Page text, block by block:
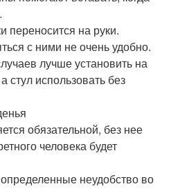
переносится на руки.
с ними не очень удобно.
лучше установить на
стул использовать без
обязательной, без нее
человека будет
неудобство во